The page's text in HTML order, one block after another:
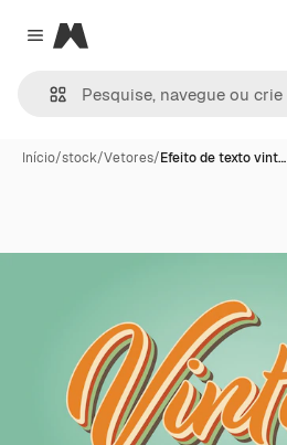
Close menu
Magnific
Início/stock/Vetores/Efeito de texto vint…